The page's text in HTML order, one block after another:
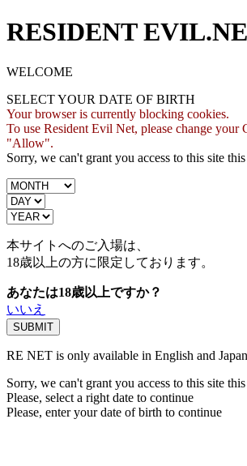
RESIDENT
WELCOME
SELECT YOUR DATE OF BIRTH
Your browser is currently blocking cookies.
To use Resident Evil Net, please change your
"Allow".
Sorry, we can't grant you access to this site
本サイトへのご入場は、
18歳以上の方に限定しております。
あなたは18歳以上ですか？
いいえ
RE NET is only available in English and
Sorry, we can't grant you access to this site
Please, select a right date to continue
Please, enter your date of birth to continue